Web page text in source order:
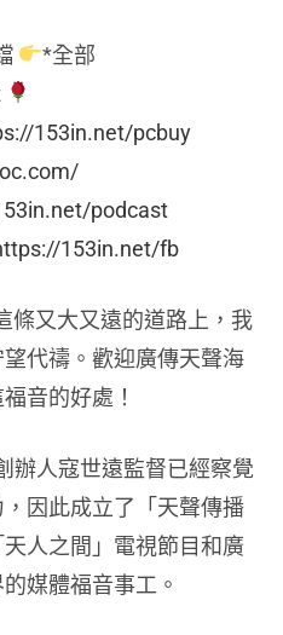
*全部
153in.net/pcbuy
podcast
153in.net/fb
條又大又遠的道路上，我
代禱。歡迎廣傳天聲海
音的好處！
辦人寇世遠監督已經察覺
因此成立了「天聲傳播
人之間」電視節目和廣
媒體福音事工。